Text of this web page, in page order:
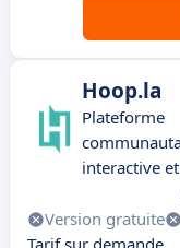
Hoop.la
Plateforme
interactive
Version gratuite